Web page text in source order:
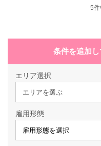
5
条件を追加
エリア選択
エリアを選ぶ
雇用形態